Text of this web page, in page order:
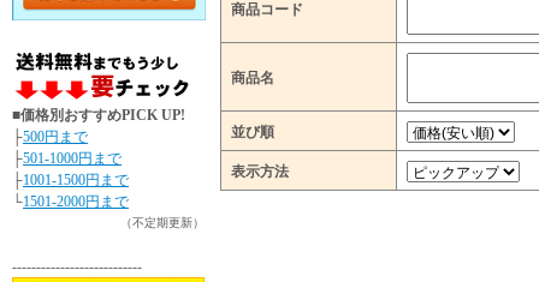
商品コード
商品名
並び順
表示方法
■価格別おすすめPICK UP!
├500円まで
├501-1000円まで
├1001-1500円まで
└1501-2000円まで
（不定期更新）
---------------------------